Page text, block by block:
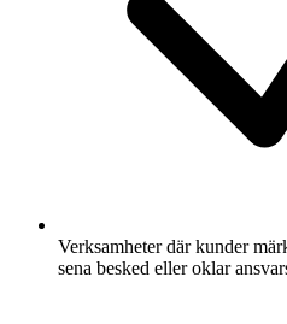
Verksamheter där kunder
sena besked eller oklar